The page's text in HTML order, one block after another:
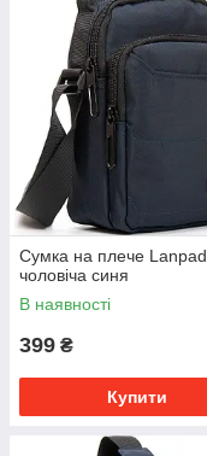
Сумка на плече Lanpad
чоловіча синя
В наявності
399 ₴
Купити